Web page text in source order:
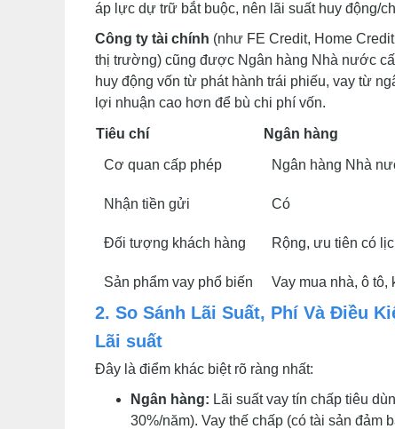
áp lực dự trữ bắt buộc, nên lãi suất huy động/
Công ty tài chính (như FE Credit, Home
thị trường) cũng được Ngân hàng Nhà nước
huy động vốn từ phát hành trái phiếu, vay từ
lợi nhuận cao hơn để bù chi phí vốn.
Tiêu chí Ngân hàng
Cơ quan cấp phép Ngân hàng Nhà
Nhận tiền gửi Có
Đối tượng khách hàng Rộng, ưu tiên có
Sản phẩm vay phổ biến Vay mua nhà, ô tô,
2. So Sánh Lãi Suất, Phí Và Điều
Lãi suất
Đây là điểm khác biệt rõ ràng nhất:
Ngân hàng: Lãi suất vay tín chấp tiêu
30%/năm). Vay thế chấp (có tài sản đảm